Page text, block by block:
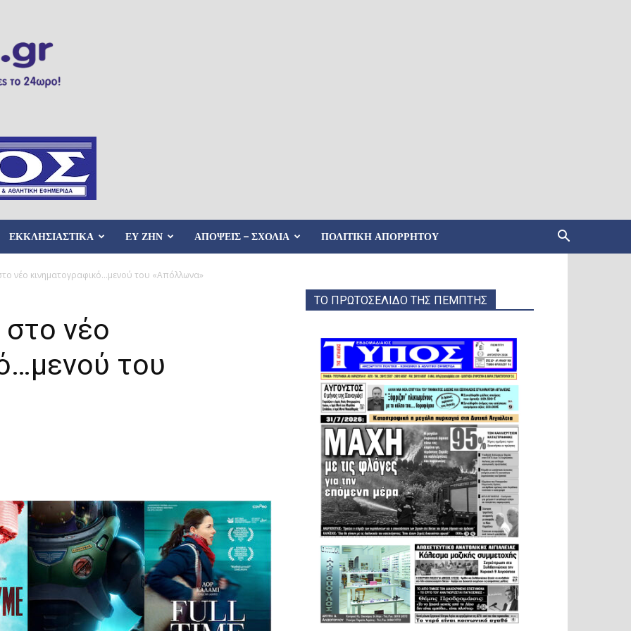
ΕΚΚΛΗΣΙΑΣΤΙΚΑ ΕΥ ΖΗΝ ΑΠΟΨΕΙΣ – ΣΧΟΛΙΑ ΠΟΛΙΤΙΚΉ ΑΠΟΡΡΉΤΟΥ
νέο κινηματογραφικό…μενού του «Απόλλωνα»
στο νέο
του
ΤΟ ΠΡΩΤΟΣΕΛΙΔΟ ΤΗΣ ΠΕΜΠΤΗΣ